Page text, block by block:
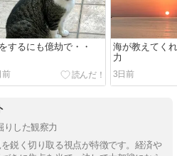
するにも億劫で・・
前
海が教えてく
力
3日前
りした観察力
鋭く切り取る視点が特徴です。経済や